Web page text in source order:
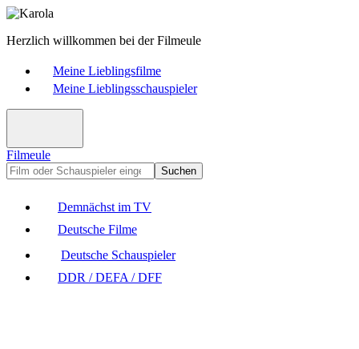
Herzlich willkommen bei der Filmeule
Meine Lieblingsfilme
Meine Lieblingsschauspieler
Filmeule
Suchen
Demnächst im TV
Deutsche Filme
Deutsche Schauspieler
DDR / DEFA / DFF